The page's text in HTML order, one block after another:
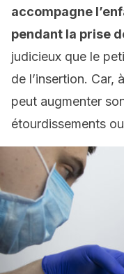
accompagne
pendant la prise
judicieux que le
de l’insertion. Car,
peut augmenter
étourdissements